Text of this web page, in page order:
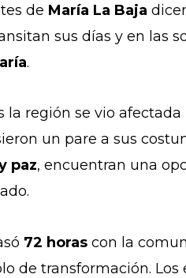
de María La Baja
sus días y en las
.
la región se vio
un pare a sus
paz, encuentran una
72 horas con la
de transformación. Los